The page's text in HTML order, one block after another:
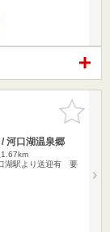
お気に入
りに追加
河口湖温泉郷
湖駅より送迎有 要